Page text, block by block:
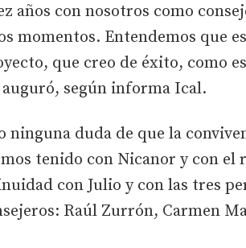
años con nosotros como
momentos. Entendemos que
que creo de éxito, como
auguró, según informa Ical.
ninguna duda de que la
tenido con Nicanor y con el
con Julio y con las tres
Raúl Zurrón, Carmen